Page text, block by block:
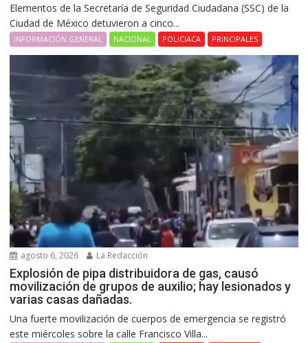
Elementos de la Secretaría de Seguridad Ciudadana (SSC) de la
Ciudad de México detuvieron a cinco...
INFORMACIÓN GENERAL NACIONAL POLICIACA PRINCIPALES
agosto 6, 2026 La Redacción
Explosión de pipa distribuidora de gas, causó
movilización de grupos de auxilio; hay lesionados y
varias casas dañadas.
Una fuerte movilización de cuerpos de emergencia se registró
este miércoles sobre la calle Francisco Villa...